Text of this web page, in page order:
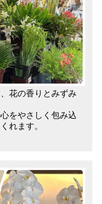
花の香りとみずみ
をやさしく包み込
れます。